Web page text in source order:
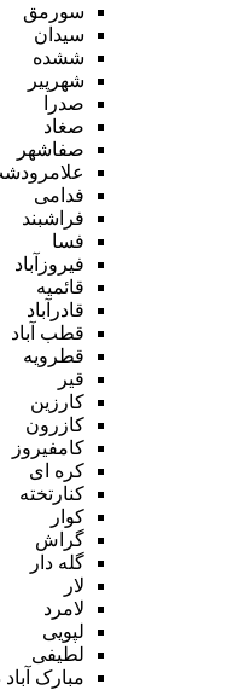
سورمق
سیدان
ششده
شهرپیر
صدرا
صغاد
صفاشهر
فدامی
فراشبند
فسا
فیروزآباد
قائمیه
قادرآباد
قطب آباد
قطرویه
قیر
کارزین
کازرون
کامفیروز
کره ای
کنارتخته
کوار
گراش
گله دار
لار
لامرد
لپویی
لطیفی
مبارک آباد